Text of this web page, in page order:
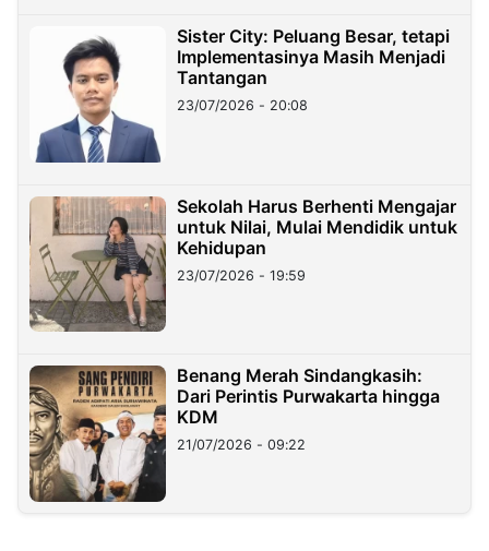
Sister City: Peluang Besar, tetapi
Implementasinya Masih Menjadi
Tantangan
23/07/2026 - 20:08
Sekolah Harus Berhenti Mengajar
untuk Nilai, Mulai Mendidik untuk
Kehidupan
23/07/2026 - 19:59
Benang Merah Sindangkasih:
Dari Perintis Purwakarta hingga
KDM
21/07/2026 - 09:22